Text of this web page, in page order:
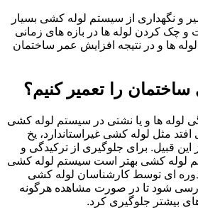
و نگهداری از سیستم لوله کشی بسیار
چک کردن لوله ها در بازه های زمانی
ها و در نتیجه افزایش عمر ساختمان
را تعمیر کنیم؟
لوله ها و یا نشتی در سیستم لوله کشی
افتد مثل لوله کشی غیراستاندارد، یخ
این قبیل. برای جلوگیری از ترکیدگی و
لوله کشی بهتر است سیستم لوله کشی
ای توسط کارشناسان لوله کشی
شود تا در صورت مشاهده هرگونه
بیشتر جلوگیری کرد.